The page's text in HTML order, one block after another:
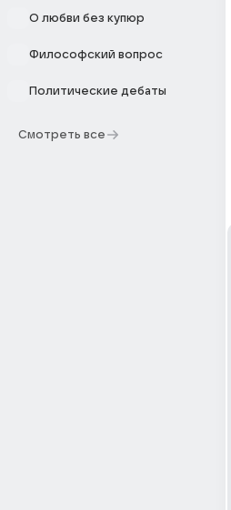
О любви без купюр
Философский вопрос
Политические дебаты
Смотреть все